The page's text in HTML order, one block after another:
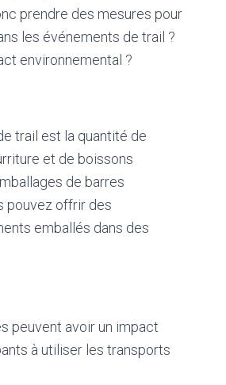
prendre des mesures pour
les événements de trail ?
environnemental ?
trail est la quantité de
et de boissons
de barres
pouvez offrir des
emballés dans des
peuvent avoir un impact
à utiliser les transports